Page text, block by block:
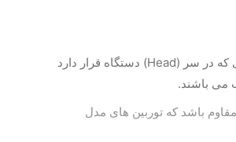
توربین ها در دو نوع ناخنکی و پوش باتن موجود می باشند که توربین رنگی محصول شرکت گلدنت جزو دسته دوم یعنی توربین هایی که با فشار دادن دکمه ای که در سر (Head) دستگاه قرار دارد
می باشند.
باشد که توربین های مدل